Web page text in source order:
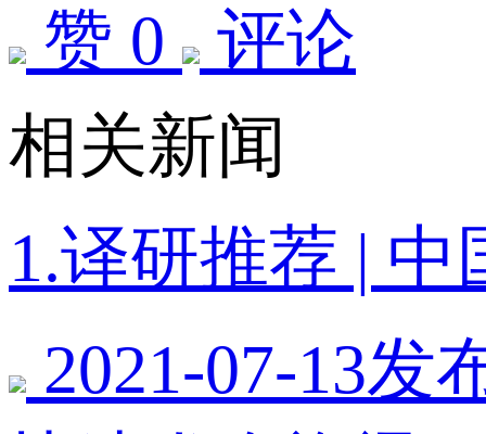
赞 0
评论
相关新闻
1.译研推荐 | 中
2021-07-13发